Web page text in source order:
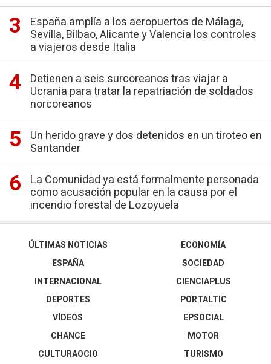
España amplía a los aeropuertos de Málaga,
Sevilla, Bilbao, Alicante y Valencia los controles
a viajeros desde Italia
Detienen a seis surcoreanos tras viajar a
Ucrania para tratar la repatriación de soldados
norcoreanos
Un herido grave y dos detenidos en un tiroteo en
Santander
La Comunidad ya está formalmente personada
como acusación popular en la causa por el
incendio forestal de Lozoyuela
ÚLTIMAS NOTICIAS
ESPAÑA
INTERNACIONAL
DEPORTES
VÍDEOS
ECONOMÍA
SOCIEDAD
CIENCIAPLUS
PORTALTIC
EPSOCIAL
CHANCE
CULTURAOCIO
MOTOR
TURISMO